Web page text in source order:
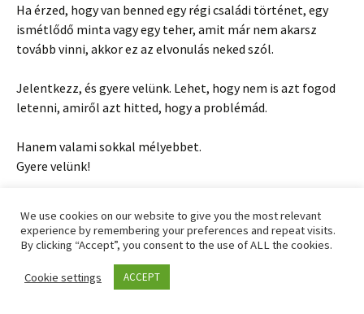
Ha érzed, hogy van benned egy régi családi történet, egy
ismétlődő minta vagy egy teher, amit már nem akarsz
tovább vinni, akkor ez az elvonulás neked szól.
Jelentkezz, és gyere velünk. Lehet, hogy nem is azt fogod
letenni, amiről azt hitted, hogy a problémád.
Hanem valami sokkal mélyebbet.
Gyere velünk!
ELKÜLDJEM NEKED A FELISMERÉSEIMET?
We use cookies on our website to give you the most relevant
experience by remembering your preferences and repeat visits.
By clicking “Accept”, you consent to the use of ALL the cookies.
Cookie settings ACCEPT